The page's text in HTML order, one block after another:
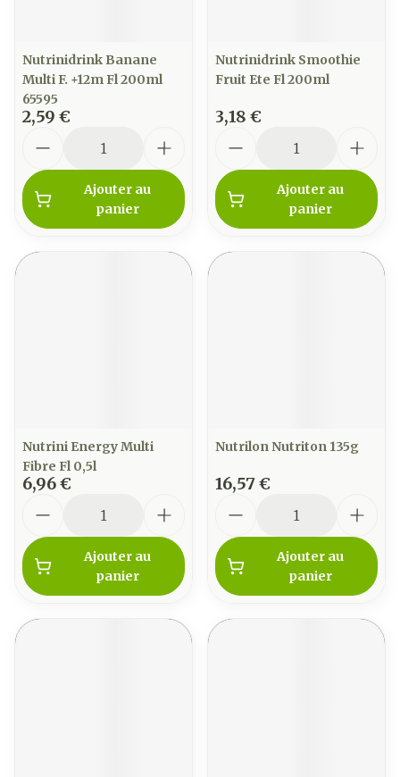
Nutrinidrink Banane
Multi F. +12m Fl 200ml
65595
2,59 €
Ajouter au
panier
Nutrinidrink Smoothie
Fruit Ete Fl 200ml
3,18 €
Ajouter au
panier
Nutrini Energy Multi
Fibre Fl 0,5l
6,96 €
Ajouter au
panier
Nutrilon Nutriton 135g
16,57 €
Ajouter au
panier